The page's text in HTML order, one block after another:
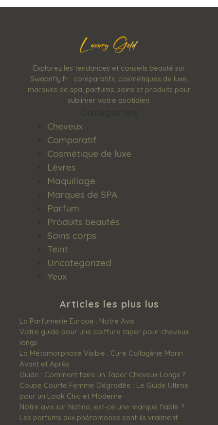
Explorez les tendances et conseils beauté sur
Swapnfly.fr : comparatifs, cosmétiques de luxe,
marques de spa, parfums, soins et produits pour
sublimer votre quotidien.
Cheveux
Comparatif
Cosmétique de luxe
Lèvres
Maquillage
Marques de SPA
Parfum
Produits beautés
Soins corps
Teint
Uncategorized
Yeux
Articles les plus lus
La Parfumerie Europe : Notre Avis
Votre guide pour une coiffure taper pour cheveux
longs
La Métamorphose Visible : Cure Collagène Marin
Avant et Après
Guide : Comment faire un Taper Cheveux Longs ?
Coupe Courte Femme Dégradée : Le Guide Ultime
pour un Look Chic et Moderne
Notre avis sur Notino, est-ce une marque fiable ?
Les‌ ‌parfums‌ ‌aux‌ ‌phéromones‌ ‌sont-ils‌ ‌vraiment‌